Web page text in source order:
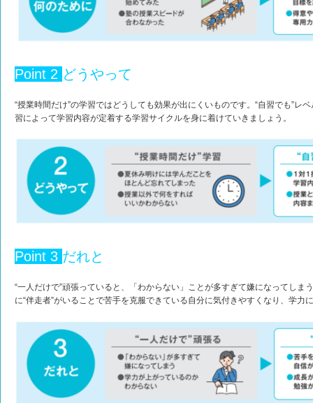
Point 2 どうやって
“授業時間だけ”の学習ではどうしても効果が出にくいものです。“自習でも”レ
習によって学習内容が定着する学習サイクルを身に着けていきましょう。
Point 3 だれと
“一人だけで”頑張っていると、「わからない」ことが多すぎて嫌になってしま
に“伴走者”がいることで苦手を克服できている自分に気付きやすくなり、学力